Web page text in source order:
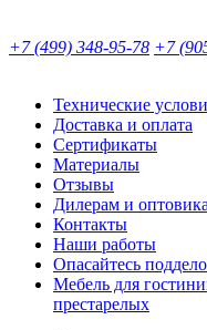
+7 (499) 348-95-78 +7
Технические
Доставка и оплата
Сертификаты
Материалы
Отзывы
Дилерам и
Контакты
Наши работы
Опасайтесь
Мебель для
престарелых